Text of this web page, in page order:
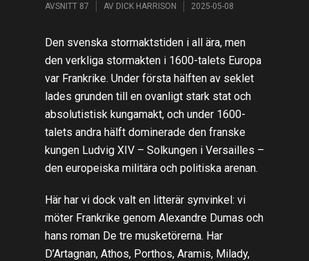
AVSNITT 87 AV DICK HARRISON 2025-05-08
Den svenska stormaktstiden i all ära, men
den verkliga stormakten i 1600-talets Europa
var Frankrike. Under första hälften av seklet
lades grunden till en ovanligt stark stat och
absolutistisk kungamakt, och under 1600-
talets andra hälft dominerade den franske
kungen Ludvig XIV – Solkungen i Versailles –
den europeiska militära och politiska arenan.
Här har vi dock valt en litterär synvinkel: vi
möter Frankrike genom Alexandre Dumas och
hans roman De tre musketörerna. Har
D’Artagnan, Athos, Porthos, Aramis, Milady,